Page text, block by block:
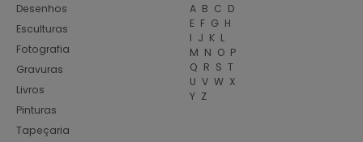
Desenhos
Esculturas
Fotografia
Gravuras
Livros
Pinturas
Tapeçaria
A B C D
E F G H
I J K L
M N O P
Q R S T
U V W X
Y Z